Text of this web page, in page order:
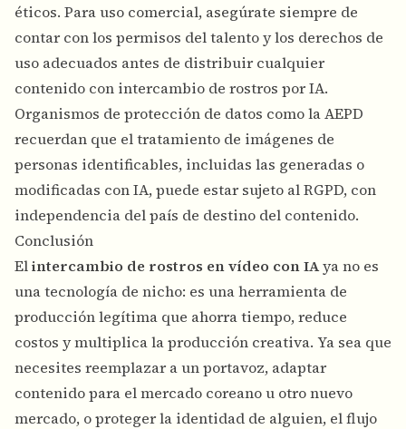
éticos. Para uso comercial, asegúrate siempre de
contar con los permisos del talento y los derechos de
uso adecuados antes de distribuir cualquier
contenido con intercambio de rostros por IA.
Organismos de protección de datos como laAEPD
recuerdan que el tratamiento de imágenes de
personas identificables, incluidas las generadas o
modificadas con IA, puede estar sujeto al RGPD, con
independencia del país de destino del contenido.
Conclusión
Elintercambio de rostros en vídeo con IAya no es
una tecnología de nicho: es una herramienta de
producción legítima que ahorra tiempo, reduce
costos y multiplica la producción creativa. Ya sea que
necesites reemplazar a un portavoz, adaptar
contenido para el mercado coreano u otro nuevo
mercado, o proteger la identidad de alguien, el flujo